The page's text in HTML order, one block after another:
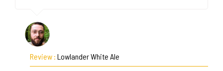
Review : Lowlander White Ale